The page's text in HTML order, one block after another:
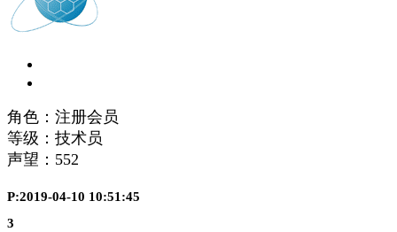
角色：注册会员
等级：技术员
声望： 552
P:2019-04-10 10:51:45
3